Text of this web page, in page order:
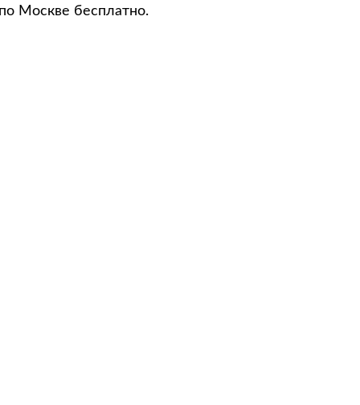
Москве бесплатно.